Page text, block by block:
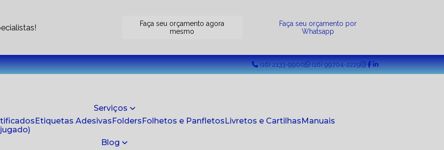
Faça seu orçamento agora
mesmo
Faça seu orçamento por
Whatsapp
(16) 2133-9900 (16) 99704-2229
Serviços
Etiquetas Adesivas Folders Folhetos e Panfletos Livretos e Cartilhas
Manuais
Blog